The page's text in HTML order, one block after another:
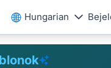
Hungarian